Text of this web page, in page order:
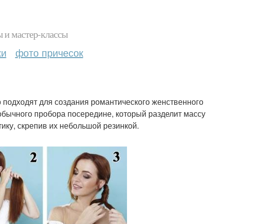
и мастер-классы
фото причесок
для создания романтического женственного
пробора посередине, который разделит массу
скрепив их небольшой резинкой.